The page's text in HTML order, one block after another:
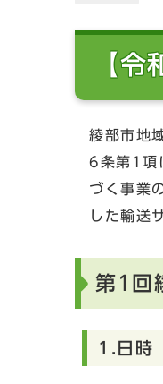
【
綾部市地
6条第1項
づく事業
した輸送
第1回
1.日時